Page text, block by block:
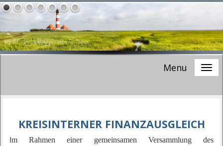
WG-NF - Die Unabhängigen -unsere Top-Themen
Menu
KREISINTERNER FINANZAUSGLEICH
Im Rahmen einer gemeinsamen Versammlung des